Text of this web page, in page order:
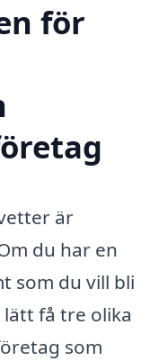
för
är
du har en
som du vill bli
få tre olika
som